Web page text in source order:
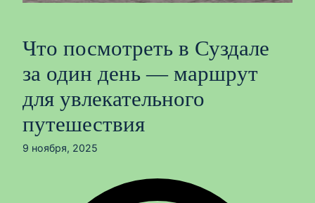
Что посмотреть в Суздале
за один день — маршрут
для увлекательного
путешествия
9 ноября, 2025